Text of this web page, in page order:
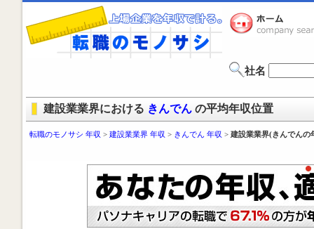
社名
建設業業界における きんでん の平均年収位置
転職のモノサシ 年収 > 建設業業界 年収 > きんでん 年収 > 建設業業界(きんでんの